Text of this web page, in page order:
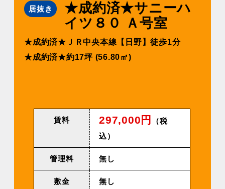
居抜き
★成約済★サニーハ
イツ８０ Ａ号室
★成約済★ＪＲ中央本線【⽇野】徒歩1分
★成約済★約17坪 (56.80㎡)
賃料 297,000円
（税
込）
管理料 無し
敷金 無し